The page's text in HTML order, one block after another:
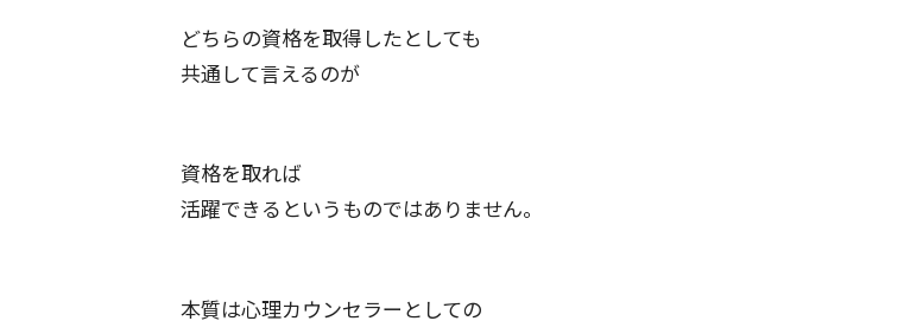
どちらの資格を取得したとしても
共通して言えるのが
資格を取れば
活躍できるというものではありません。
本質は心理カウンセラーとしての